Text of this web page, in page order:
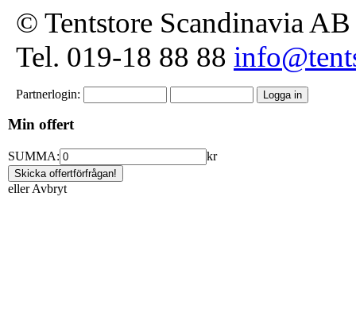
© Tentstore Scandinavia AB
Tel. 019-18 88 88
Partnerlogin:
Min offert
SUMMA: kr
ellerAvbryt